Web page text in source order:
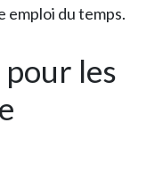
emploi du temps.
les